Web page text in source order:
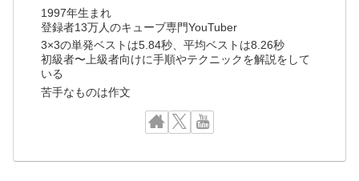
1997年生まれ
登録者13万人のキューブ専門YouTuber
3×3の単発ベストは5.84秒、平均ベストは8.26秒
初級者〜上級者向けに手順やテクニックを解説をして
いる
苦手なものは作文